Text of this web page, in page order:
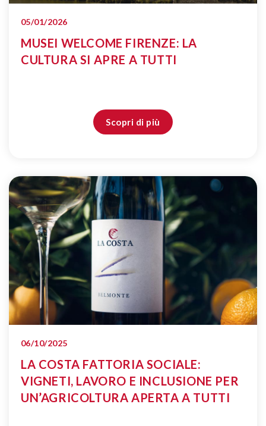
05/01/2026
MUSEI WELCOME FIRENZE: LA
CULTURA SI APRE A TUTTI
Scopri di più
06/10/2025
LA COSTA FATTORIA SOCIALE:
VIGNETI, LAVORO E INCLUSIONE PER
UN’AGRICOLTURA APERTA A TUTTI